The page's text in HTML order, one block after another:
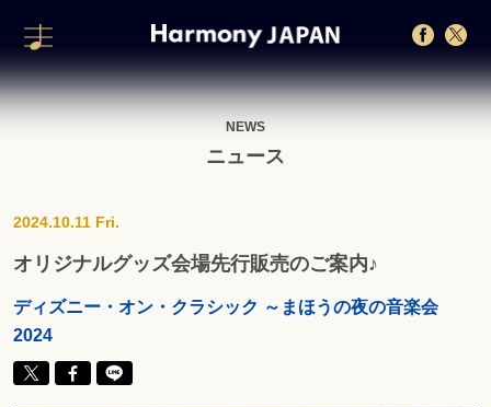
NEWS
ニュース
2024.10.11 Fri.
オリジナルグッズ会場先行販売のご案内♪
ディズニー・オン・クラシック ～まほうの夜の音楽会
2024